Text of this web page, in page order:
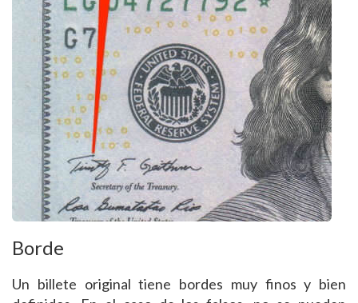
Borde
Un billete original tiene bordes muy finos y bien